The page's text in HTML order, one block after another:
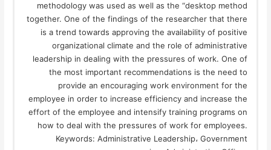
methodology was used as well as the “desktop method
together. One of the findings of the researcher that there
is a trend towards approving the availability of positive
organizational climate and the role of administrative
leadership in dealing with the pressures of work. One of
the most important recommendations is the need to
provide an encouraging work environment for the
employee in order to increase efficiency and increase the
effort of the employee and intensify training programs on
how to deal with the pressures of work for employees.
Keywords: Administrative Leadership، Government